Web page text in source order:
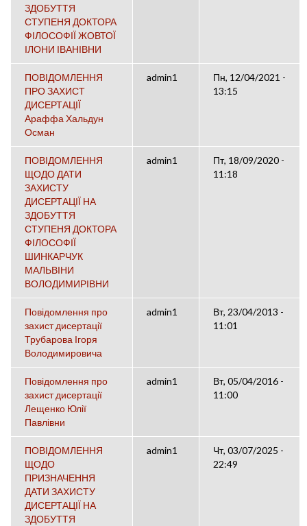
ЗДОБУТТЯ
СТУПЕНЯ ДОКТОРА
ФІЛОСОФІЇ ЖОВТОЇ
ІЛОНИ ІВАНІВНИ
ПОВІДОМЛЕННЯ
ПРО ЗАХИСТ
ДИСЕРТАЦІЇ
Араффа Хальдун
Осман
admin1
Пн, 12/04/2021 -
13:15
ПОВІДОМЛЕННЯ
ЩОДО ДАТИ
ЗАХИСТУ
ДИСЕРТАЦІЇ НА
ЗДОБУТТЯ
СТУПЕНЯ ДОКТОРА
ФІЛОСОФІЇ
ШИНКАРЧУК
МАЛЬВІНИ
ВОЛОДИМИРІВНИ
admin1
Пт, 18/09/2020 -
11:18
Повідомлення про
захист дисертації
Трубарова Ігоря
Володимировича
admin1
Вт, 23/04/2013 -
11:01
Повідомлення про
захист дисертації
Лещенко Юлії
Павлівни
admin1
Вт, 05/04/2016 -
11:00
ПОВІДОМЛЕННЯ
ЩОДО
ПРИЗНАЧЕННЯ
ДАТИ ЗАХИСТУ
ДИСЕРТАЦІЇ НА
ЗДОБУТТЯ
admin1
Чт, 03/07/2025 -
22:49